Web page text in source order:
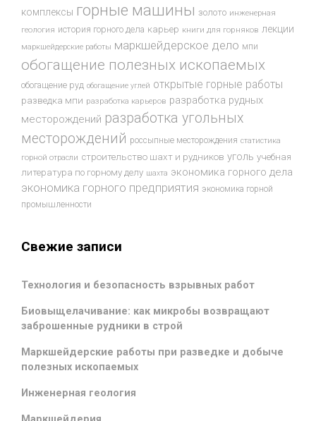
комплексы горные машины золото инженерная
геология история горного дела карьер книги для горняков лекции
маркшейдерские работы маркшейдерское дело мпи
обогащение полезных ископаемых
обогащение руд обогащение углей открытые горные работы
разведка мпи разработка карьеров разработка рудных
месторождений разработка угольных
месторождений россыпные месторождения статистика
горной отрасли строительство шахт и рудников уголь учебная
литература по горному делу шахта экономика горного дела
экономика горного предприятия экономика горной
промышленности
Свежие записи
Технология и безопасность взрывных работ
Биовыщелачивание: как микробы возвращают
заброшенные рудники в строй
Маркшейдерские работы при разведке и добыче
полезных ископаемых
Инженерная геология